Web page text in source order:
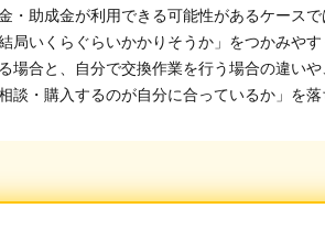
・助成金が利用できる可能性があるケース
局いくらぐらいかかりそうか」をつかみや
場合と、自分で交換作業を行う場合の違い
談・購入するのが自分に合っているか」を